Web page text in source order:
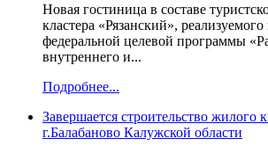
Новая гостиница в составе
кластера «Рязанский»,
федеральной целевой программы
внутреннего и...
Подробнее...
Завершается строительство жилого
г.Балабаново Калужской области